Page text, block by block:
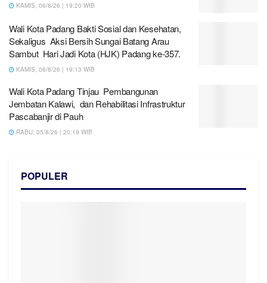
KAMIS, 06/8/26 | 19:20 WIB
Wali Kota Padang Bakti Sosial dan Kesehatan,
Sekaligus Aksi Bersih Sungai Batang Arau
Sambut Hari Jadi Kota (HJK) Padang ke-357.
KAMIS, 06/8/26 | 19:13 WIB
Wali Kota Padang Tinjau Pembangunan
Jembatan Kalawi, dan Rehabilitasi Infrastruktur
Pascabanjir di Pauh
RABU, 05/8/26 | 20:19 WIB
POPULER